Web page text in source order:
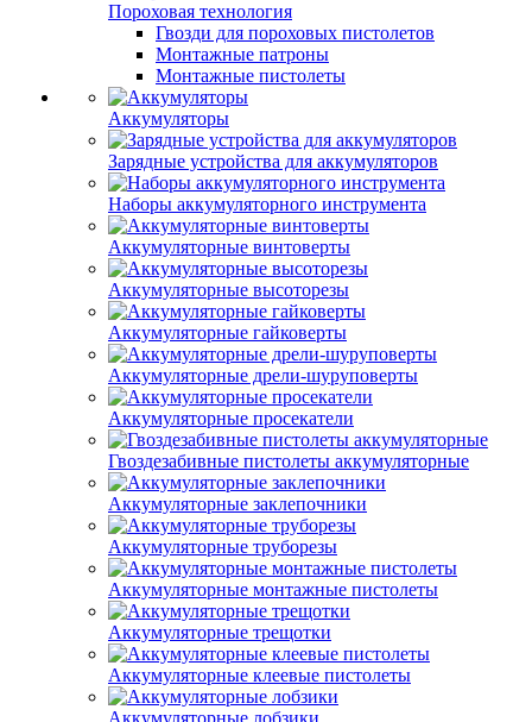
Пороховая технология
Гвозди для пороховых пистолетов
Монтажные патроны
Монтажные пистолеты
Аккумуляторы
Зарядные устройства для аккумуляторов
Наборы аккумуляторного инструмента
Аккумуляторные винтоверты
Аккумуляторные высоторезы
Аккумуляторные гайковерты
Аккумуляторные дрели-шуруповерты
Аккумуляторные просекатели
Гвоздезабивные пистолеты аккумуляторные
Аккумуляторные заклепочники
Аккумуляторные труборезы
Аккумуляторные монтажные пистолеты
Аккумуляторные трещотки
Аккумуляторные клеевые пистолеты
Аккумуляторные лобзики